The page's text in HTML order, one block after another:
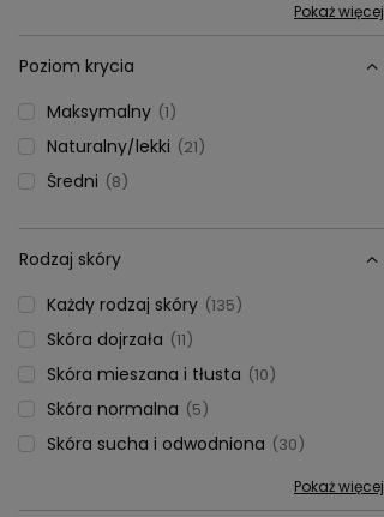
Pokaż więcej
Poziom krycia
Maksymalny 1
Naturalny/lekki 21
Średni 8
Rodzaj skóry
Każdy rodzaj skóry 135
Skóra dojrzała 11
Skóra mieszana i tłusta 10
Skóra normalna 5
Skóra sucha i odwodniona 30
Pokaż więcej